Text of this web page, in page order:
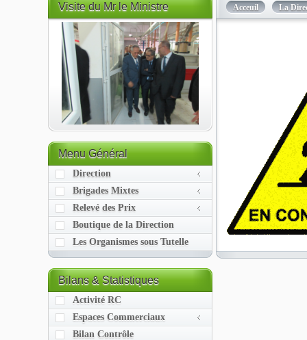
Acceuil La
Visitedu Mr le Ministre
MenuGénéral
Direction
Brigades Mixtes
Relevé des Prix
Boutique de la Direction
Les Organismes sous Tutelle
Bilans& Statistiques
Activité RC
Espaces Commerciaux
Bilan Contrôle